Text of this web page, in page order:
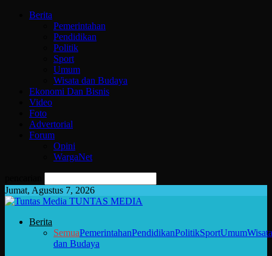
Berita
Pemerintahan
Pendidikan
Politik
Sport
Umum
Wisata dan Budaya
Ekonomi Dan Bisnis
Video
Foto
Advertorial
Forum
Opini
WargaNet
Jumat, Agustus 7, 2026
TUNTAS MEDIA
Berita
SemuaPemerintahanPendidikanPolitikSportUmumWisata
dan Budaya